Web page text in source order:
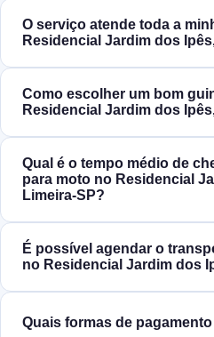
O serviço atende toda a
Residencial Jardim dos
Como escolher um bom
Residencial Jardim dos
Qual é o tempo médio de
para moto no Residencial
Limeira‑SP?
É possível agendar o
no Residencial Jardim dos
Quais formas de